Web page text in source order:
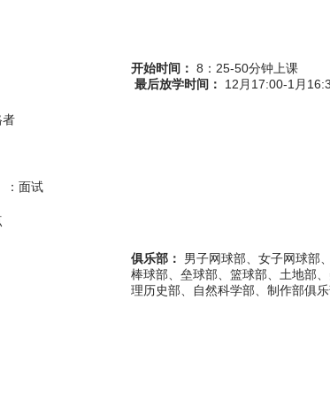
者
：面试
开始时间： 8：25-50分钟上课
最后放学时间： 12月17:00-1月
俱乐部：
男子网球部、女子网球部
棒球部、垒球部、篮球部、土地部
理历史部、自然科学部、制作部俱